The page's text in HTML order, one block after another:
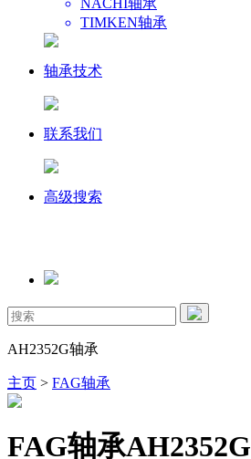
NACHI轴承
TIMKEN轴承
轴承技术
联系我们
高级搜索
AH2352G轴承
主页 > FAG轴承
FAG轴承AH2352G